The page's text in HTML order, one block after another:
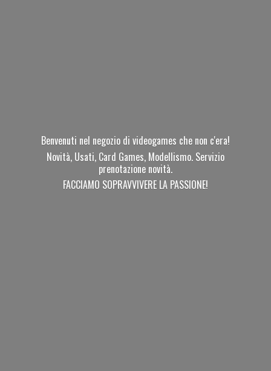
Benvenuti nel negozio di videogames che non c'era!
Novità, Usati, Card Games, Modellismo. Servizio
prenotazione novità.
FACCIAMO SOPRAVVIVERE LA PASSIONE!